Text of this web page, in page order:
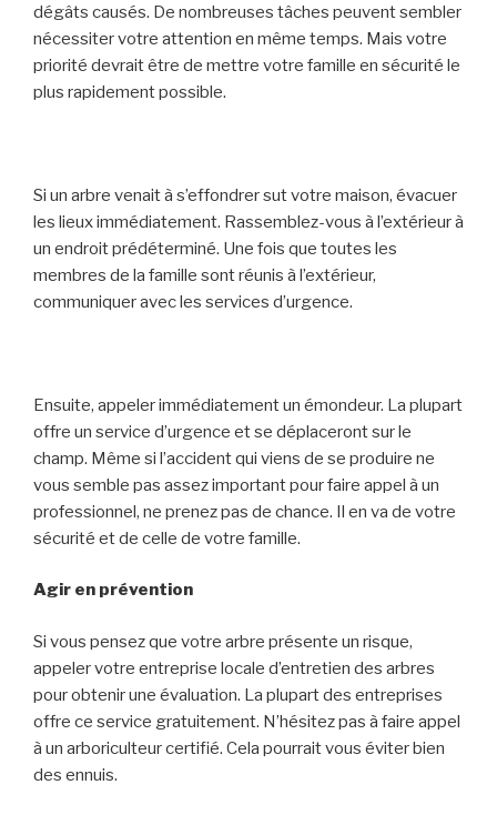
dégâts causés. De nombreuses tâches peuvent sembler
nécessiter votre attention en même temps. Mais votre
priorité devrait être de mettre votre famille en sécurité le
plus rapidement possible.
Si un arbre venait à s’effondrer sut votre maison, évacuer
les lieux immédiatement. Rassemblez-vous à l’extérieur à
un endroit prédéterminé. Une fois que toutes les
membres de la famille sont réunis à l’extérieur,
communiquer avec les services d’urgence.
Ensuite, appeler immédiatement un émondeur. La plupart
offre un service d’urgence et se déplaceront sur le
champ. Même si l’accident qui viens de se produire ne
vous semble pas assez important pour faire appel à un
professionnel, ne prenez pas de chance. Il en va de votre
sécurité et de celle de votre famille.
Agir en prévention
Si vous pensez que votre arbre présente un risque,
appeler votre entreprise locale d’entretien des arbres
pour obtenir une évaluation. La plupart des entreprises
offre ce service gratuitement. N’hésitez pas à faire appel
à un arboriculteur certifié. Cela pourrait vous éviter bien
des ennuis.